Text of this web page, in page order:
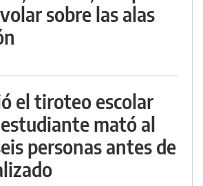
sobre las alas
el tiroteo escolar
mató al
personas antes de